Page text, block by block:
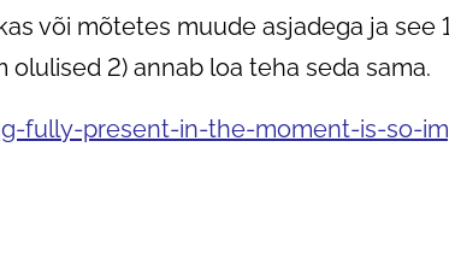
või mõtetes muude asjadega ja see
2) annab loa teha seda sama.
fully-present-in-the-moment-is-so-